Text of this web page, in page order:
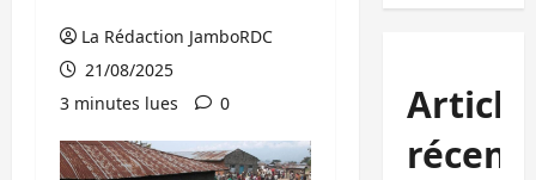
La Rédaction JamboRDC
21/08/2025
3 minutes lues
0